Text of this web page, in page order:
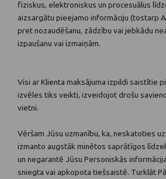
fiziskus, elektroniskus un procesuālus
aizsargātu pieejamo informāciju (tostarp
pret nozaudēšanu, zādzību vai jebkādu
izpaušanu vai izmaiņām.
Visi ar Klienta maksājuma izpildi saistītie
izvēles tiks veikti, izveidojot drošu
vietni.
Vēršam Jūsu uzmanību, ka, neskatoties
izmanto augstāk minētos saprātīgos
un negarantē Jūsu Personiskās
sniegta vai apkopota tiešsaistē. Turklāt